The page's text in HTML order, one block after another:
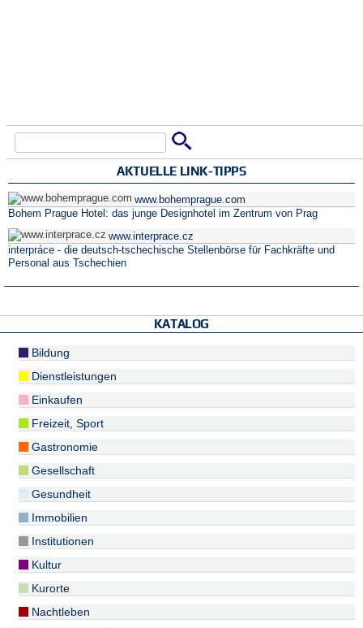
AKTUELLE LINK-TIPPS
www.bohemprague.com
Bohem Prague Hotel: das junge Designhotel im Zentrum von Prag
www.interprace.cz
interpráce - die deutsch-tschechische Stellenbörse für Fachkräfte und
Personal aus Tschechien
KATALOG
Bildung
Dienstleistungen
Einkaufen
Freizeit, Sport
Gastronomie
Gesellschaft
Gesundheit
Immobilien
Institutionen
Kultur
Kurorte
Nachtleben